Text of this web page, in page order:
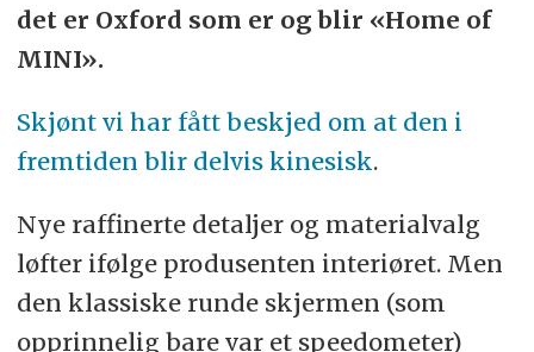
det er Oxford som er og blir «Home of
MINI».
Skjønt vi har fått beskjed om at den i
fremtiden blir delvis kinesisk.
Nye raffinerte detaljer og materialvalg
løfter ifølge produsenten interiøret. Men
den klassiske runde skjermen (som
opprinnelig bare var et speedometer)